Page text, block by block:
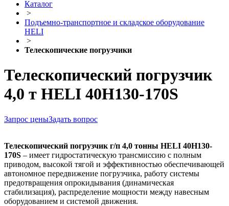
Каталог
>
Подъемно-транспортное и складское оборудование
HELI
>
Телескопические погрузчики
Телескопический погрузчик
4,0 т HELI 40H130-170S
Запрос ценыЗадать вопрос
Телескопический погрузчик г/п 4,0 тонны HELI 40H130-
170S – имеет гидростатическую трансмиссию с полным
приводом, высокой тягой и эффективностью обеспечивающей
автономное передвижение погрузчика, работу системы
предотвращения опрокидывания (динамическая
стабилизация), распределение мощности между навесным
оборудованием и системой движения.